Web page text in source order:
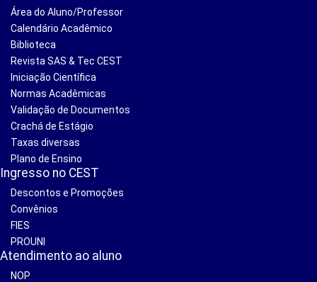
Área do Aluno/Professor
Calendário Acadêmico
Biblioteca
Revista SAS & Tec CEST
Iniciação Científica
Normas Acadêmicas
Validação de Documentos
Crachá de Estágio
Taxas diversas
Plano de Ensino
Ingresso no CEST
Descontos e Promoções
Convênios
FIES
PROUNI
Atendimento ao aluno
NOP